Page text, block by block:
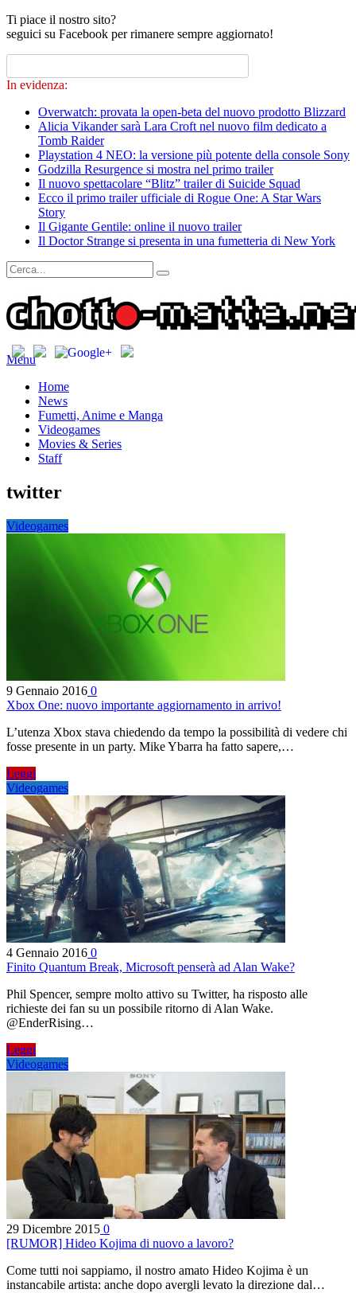
Ti piace il nostro sito?
seguici su Facebook per rimanere sempre aggiornato!
In evidenza:
Overwatch: provata la open-beta del nuovo prodotto Blizzard
Alicia Vikander sarà Lara Croft nel nuovo film dedicato a
Tomb Raider
Playstation 4 NEO: la versione più potente della console Sony
Godzilla Resurgence si mostra nel primo trailer
Il nuovo spettacolare “Blitz” trailer di Suicide Squad
Ecco il primo trailer ufficiale di Rogue One: A Star Wars
Story
Il Gigante Gentile: online il nuovo trailer
Il Doctor Strange si presenta in una fumetteria di New York
Menu
Home
News
Fumetti, Anime e Manga
Videogames
Movies & Series
Staff
twitter
Videogames
9 Gennaio 2016 0
Xbox One: nuovo importante aggiornamento in arrivo!
L’utenza Xbox stava chiedendo da tempo la possibilità di vedere chi
fosse presente in un party. Mike Ybarra ha fatto sapere,…
Leggi
Videogames
4 Gennaio 2016 0
Finito Quantum Break, Microsoft penserà ad Alan Wake?
Phil Spencer, sempre molto attivo su Twitter, ha risposto alle
richieste dei fan su un possibile ritorno di Alan Wake.
@EnderRising…
Leggi
Videogames
29 Dicembre 2015 0
[RUMOR] Hideo Kojima di nuovo a lavoro?
Come tutti noi sappiamo, il nostro amato Hideo Kojima è un
instancabile artista: anche dopo avergli levato la direzione dal…